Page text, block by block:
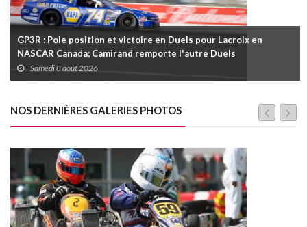
GP3R : Pole position et victoire en Duels pour Lacroix en
NASCAR Canada; Camirand remporte l'autre Duels
Samedi 8 août 2026
NOS DERNIÈRES GALERIES PHOTOS